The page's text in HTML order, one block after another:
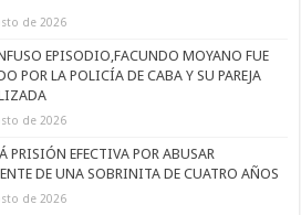
de 2026
EPISODIO,FACUNDO MOYANO FUE
POR LA POLICÍA DE CABA Y SU PAREJA
de 2026
PRISIÓN EFECTIVA POR ABUSAR
DE UNA SOBRINITA DE CUATRO AÑOS
de 2026